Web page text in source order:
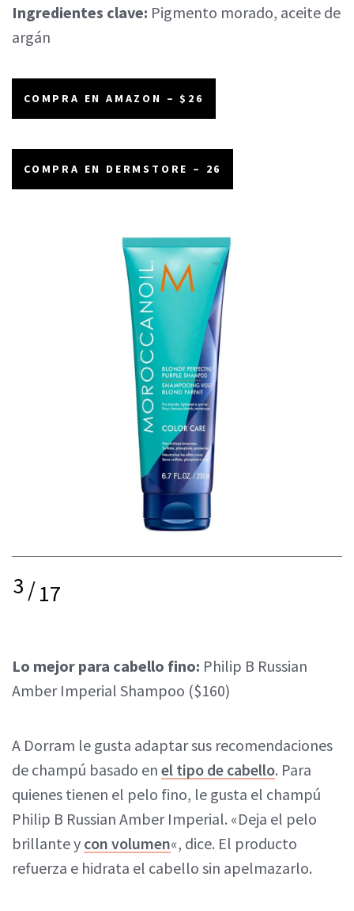
Ingredientes clave: Pigmento morado, aceite de
argán
COMPRA EN AMAZON – $26
COMPRA EN DERMSTORE – 26
3/17
Lo mejor para cabello fino: Philip B Russian
Amber Imperial Shampoo ($160)
A Dorram le gusta adaptar sus recomendaciones
de champú basado en el tipo de cabello. Para
quienes tienen el pelo fino, le gusta el champú
Philip B Russian Amber Imperial. «Deja el pelo
brillante y con volumen«, dice. El producto
refuerza e hidrata el cabello sin apelmazarlo.